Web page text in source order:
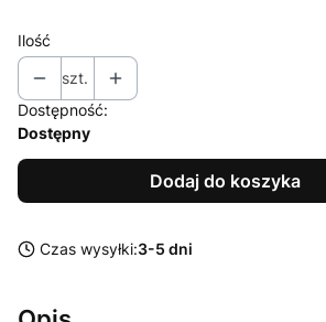
Ilość
szt.
Dostępność:
Dostępny
Dodaj do koszyka
Czas wysyłki:3-5 dni